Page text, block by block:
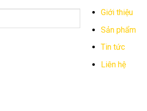
Giới thiệu
Sản phẩm
Tin tức
Liên hệ